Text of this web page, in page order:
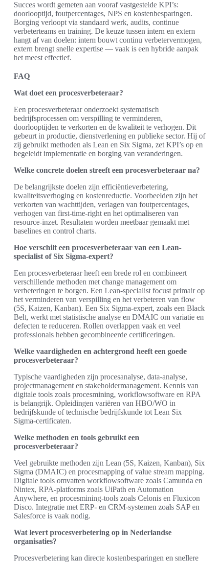
Succes wordt gemeten aan vooraf vastgestelde KPI’s:
doorlooptijd, foutpercentages, NPS en kostenbesparingen.
Borging verloopt via standaard werk, audits, continue
verbeterteams en training. De keuze tussen intern en extern
hangt af van doelen: intern bouwt continu verbetervermogen,
extern brengt snelle expertise — vaak is een hybride aanpak
het meest effectief.
FAQ
Wat doet een procesverbeteraar?
Een procesverbeteraar onderzoekt systematisch
bedrijfsprocessen om verspilling te verminderen,
doorlooptijden te verkorten en de kwaliteit te verhogen. Dit
gebeurt in productie, dienstverlening en publieke sector. Hij of
zij gebruikt methoden als Lean en Six Sigma, zet KPI’s op en
begeleidt implementatie en borging van veranderingen.
Welke concrete doelen streeft een procesverbeteraar na?
De belangrijkste doelen zijn efficiëntieverbetering,
kwaliteitsverhoging en kostenreductie. Voorbeelden zijn het
verkorten van wachttijden, verlagen van foutpercentages,
verhogen van first-time-right en het optimaliseren van
resource-inzet. Resultaten worden meetbaar gemaakt met
baselines en control charts.
Hoe verschilt een procesverbeteraar van een Lean-
specialist of Six Sigma-expert?
Een procesverbeteraar heeft een brede rol en combineert
verschillende methoden met change management om
verbeteringen te borgen. Een Lean-specialist focust primair op
het verminderen van verspilling en het verbeteren van flow
(5S, Kaizen, Kanban). Een Six Sigma-expert, zoals een Black
Belt, werkt met statistische analyse en DMAIC om variatie en
defecten te reduceren. Rollen overlappen vaak en veel
professionals hebben gecombineerde certificeringen.
Welke vaardigheden en achtergrond heeft een goede
procesverbeteraar?
Typische vaardigheden zijn procesanalyse, data-analyse,
projectmanagement en stakeholdermanagement. Kennis van
digitale tools zoals procesmining, workflowsoftware en RPA
is belangrijk. Opleidingen variëren van HBO/WO in
bedrijfskunde of technische bedrijfskunde tot Lean Six
Sigma-certificaten.
Welke methoden en tools gebruikt een
procesverbeteraar?
Veel gebruikte methoden zijn Lean (5S, Kaizen, Kanban), Six
Sigma (DMAIC) en procesmapping of value stream mapping.
Digitale tools omvatten workflowsoftware zoals Camunda en
Nintex, RPA-platforms zoals UiPath en Automation
Anywhere, en procesmining-tools zoals Celonis en Fluxicon
Disco. Integratie met ERP- en CRM-systemen zoals SAP en
Salesforce is vaak nodig.
Wat levert procesverbetering op in Nederlandse
organisaties?
Procesverbetering kan directe kostenbesparingen en snellere